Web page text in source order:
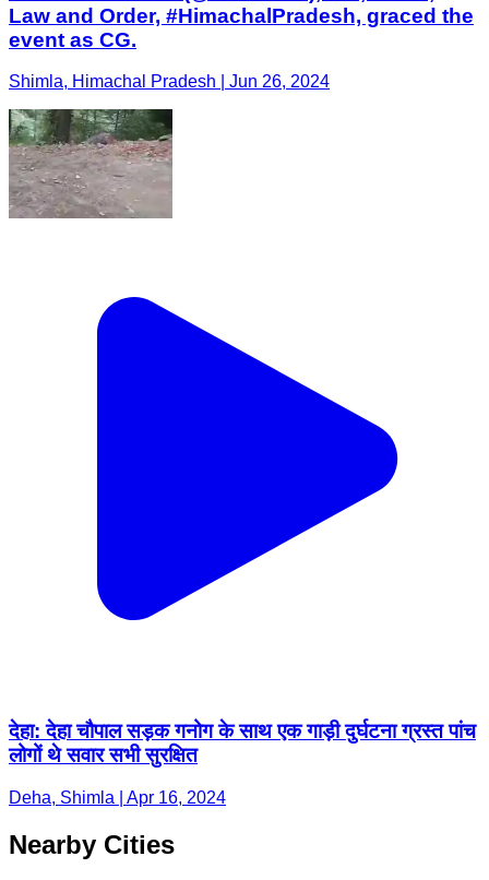
Law and Order, #HimachalPradesh, graced the
event as CG.
Shimla, Himachal Pradesh | Jun 26, 2024
देहा: देहा चौपाल सड़क गनोग के साथ एक गाड़ी दुर्घटना ग्रस्त पांच
लोगों थे सवार सभी सुरक्षित
Deha, Shimla | Apr 16, 2024
Nearby Cities